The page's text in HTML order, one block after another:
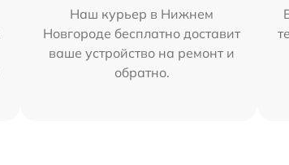
Наш курьер в Нижнем
Новгороде бесплатно доставит
ваше устройство на ремонт и
обратно.